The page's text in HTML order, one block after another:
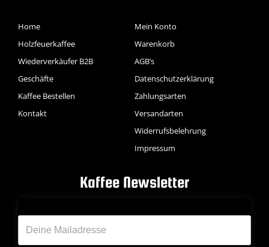
Home
Holzfeuerkaffee
Wiederverkäufer B2B
Geschäfte
Kaffee Bestellen
Kontakt
Mein Konto
Warenkorb
AGB’s
Datenschutzerklärung
Zahlungsarten
Versandarten
Widerrufsbelehrung
Impressum
Kaffee Newsletter